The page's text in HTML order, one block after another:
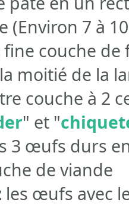
(Environ 7 à
fine couche
moitié de la
couche à 2
" et "
3 œufs durs
de viande
les œufs avec